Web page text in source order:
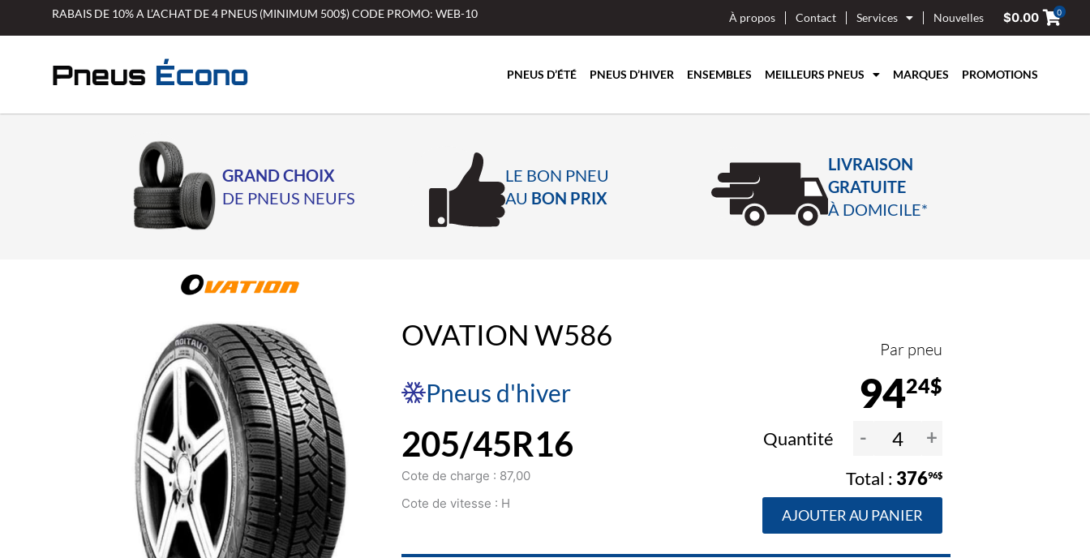
RABAIS DE 10% A L’ACHAT DE 4 PNEUS (MINIMUM 500$) CODE PROMO: WEB-10 À propos Contact Services Nouvelles $0.00 0
PNEUS D’ÉTÉ PNEUS D’HIVER ENSEMBLES MEILLEURS PNEUS MARQUES PROMOTIONS
GRAND CHOIX
DE PNEUS NEUFS
LE BON PNEU
AU BON PRIX
LIVRAISON
GRATUITE
À DOMICILE*
OVATION W586
Pneus d'hiver
Par pneu
9424$
205/45R16
Cote de charge : 87,00
Cote de vitesse : H
Quantité - +
37696$
AJOUTER AU PANIER